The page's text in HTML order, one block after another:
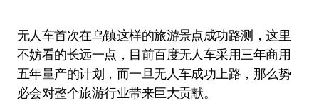
无人车首次在乌镇这样的旅游景点成功路测，这里
不妨看的长远一点，目前百度无人车采用三年商用
五年量产的计划，而一旦无人车成功上路，那么势
必会对整个旅游行业带来巨大贡献。